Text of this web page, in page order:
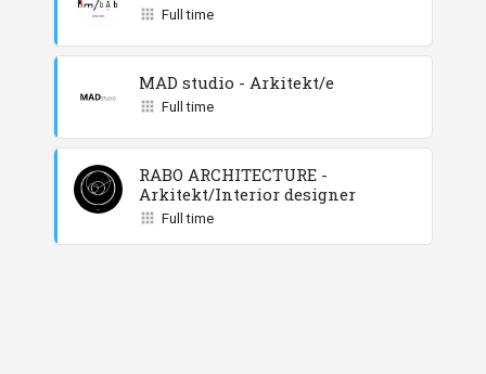
Full time
MAD studio - Arkitekt/e
Full time
RABO ARCHITECTURE -
Arkitekt/Interior designer
Full time